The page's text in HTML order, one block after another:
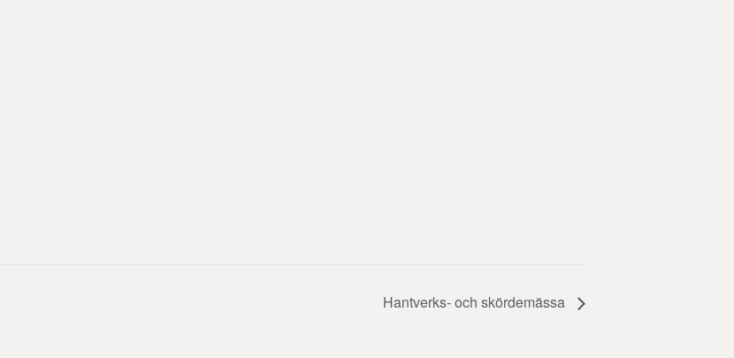
Hantverks- och skördemässa